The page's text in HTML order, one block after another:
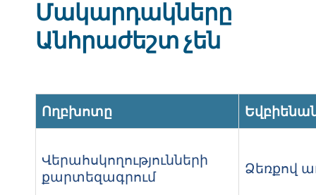
Մակարդակները
Անհրաժեշտ չեն
Ողբխոտը
Վերահսկողությունների
քարտեզագրում
Ձեռքով